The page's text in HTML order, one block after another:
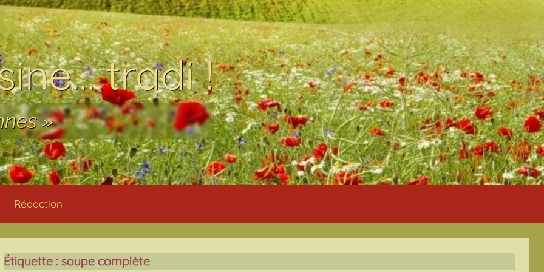
tradi !
»
Rédaction
Étiquette : soupe complète